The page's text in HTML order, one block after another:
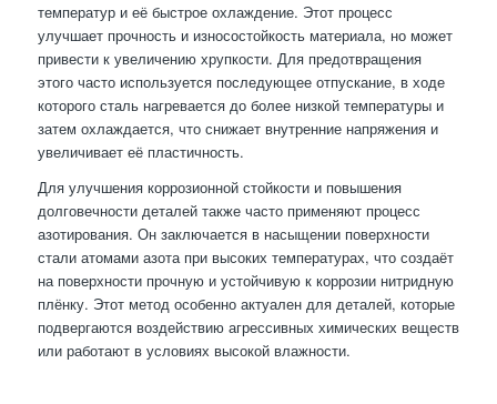
температур и её быстрое охлаждение. Этот процесс
улучшает прочность и износостойкость материала, но может
привести к увеличению хрупкости. Для предотвращения
этого часто используется последующее отпускание, в ходе
которого сталь нагревается до более низкой температуры и
затем охлаждается, что снижает внутренние напряжения и
увеличивает её пластичность.
Для улучшения коррозионной стойкости и повышения
долговечности деталей также часто применяют процесс
азотирования. Он заключается в насыщении поверхности
стали атомами азота при высоких температурах, что создаёт
на поверхности прочную и устойчивую к коррозии нитридную
плёнку. Этот метод особенно актуален для деталей, которые
подвергаются воздействию агрессивных химических веществ
или работают в условиях высокой влажности.